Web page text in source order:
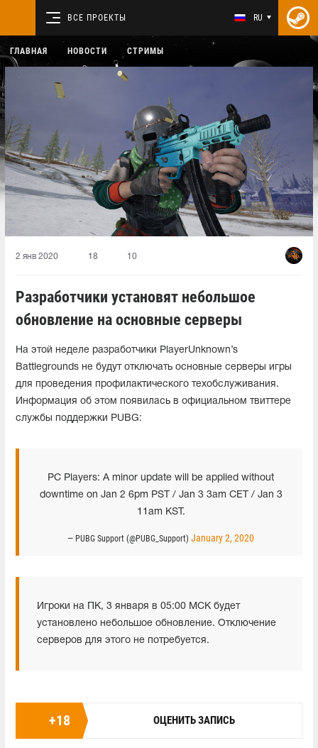
ВСЕ ПРОЕКТЫ RU
ГЛАВНАЯ НОВОСТИ СТРИМЫ
2 янв 2020 18 10
Разработчики установят небольшое
обновление на основные серверы
На этой неделе разработчики PlayerUnknown’s
Battlegrounds не будут отключать основные серверы игры
для проведения профилактического техобслуживания.
Информация об этом появилась в официальном твиттере
службы поддержки PUBG:
PC Players: A minor update will be applied without
downtime on Jan 2 6pm PST / Jan 3 3am CET / Jan 3
11am KST.
— PUBG Support (@PUBG_Support) January 2, 2020
Игроки на ПК, 3 января в 05:00 МСК будет
установлено небольшое обновление. Отключение
серверов для этого не потребуется.
+18 ОЦЕНИТЬ ЗАПИСЬ